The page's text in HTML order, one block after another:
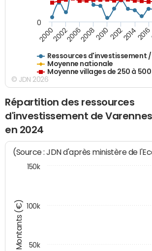
Ressources d'investissement
Moyenne nationale
Moyenne villages de 250 à 500
20002002200620082010201220142016
0
© JDN 2026
Répartition des ressources
d'investissement de
en 2024
Montants (€)
(Source : JDN d'après ministère de
50k
100k
150k